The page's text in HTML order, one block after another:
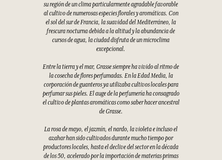
su región de un clima particularmente agradable favorable
al cultivo de numerosas especies florales y aromáticas. Con
el sol del sur de Francia, la suavidad del Mediterráneo, la
frescura nocturna debida a la altitud y la abundancia de
cursos de agua, la ciudad disfruta de un microclima
excepcional.
Entre la tierra y el mar, Grasse siempre ha vivido al ritmo de
la cosecha de flores perfumadas. En la Edad Media, la
corporación de guanteros ya utilizaba cultivos locales para
perfumar sus pieles. El auge de la perfumería ha consagrado
el cultivo de plantas aromáticas como saber hacer ancestral
de Grasse.
La rosa de mayo, el jazmín, el nardo, la violeta e incluso el
azahar han sido cultivados durante mucho tiempo por
productores locales, hasta el declive del sector en la década
de los 50, acelerado por la importación de materias primas